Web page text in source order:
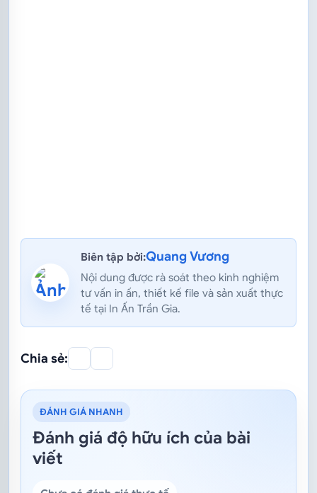
Biên tập bởi:Quang Vương
Nội dung được rà soát theo kinh nghiệm
tư vấn in ấn, thiết kế file và sản xuất thực
tế tại In Ấn Trần Gia.
Chia sẻ:
ĐÁNH GIÁ NHANH
Đánh giá độ hữu ích của bài
viết